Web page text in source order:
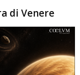
di Venere